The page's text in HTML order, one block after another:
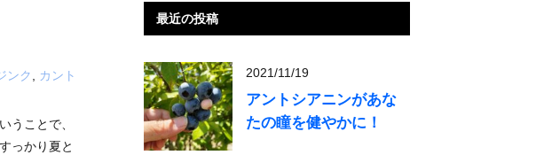
ンク
カント
うことで、
っかり夏と
最近の投稿
2021/11/19
アントシアニンがあな
たの瞳を健やかに！